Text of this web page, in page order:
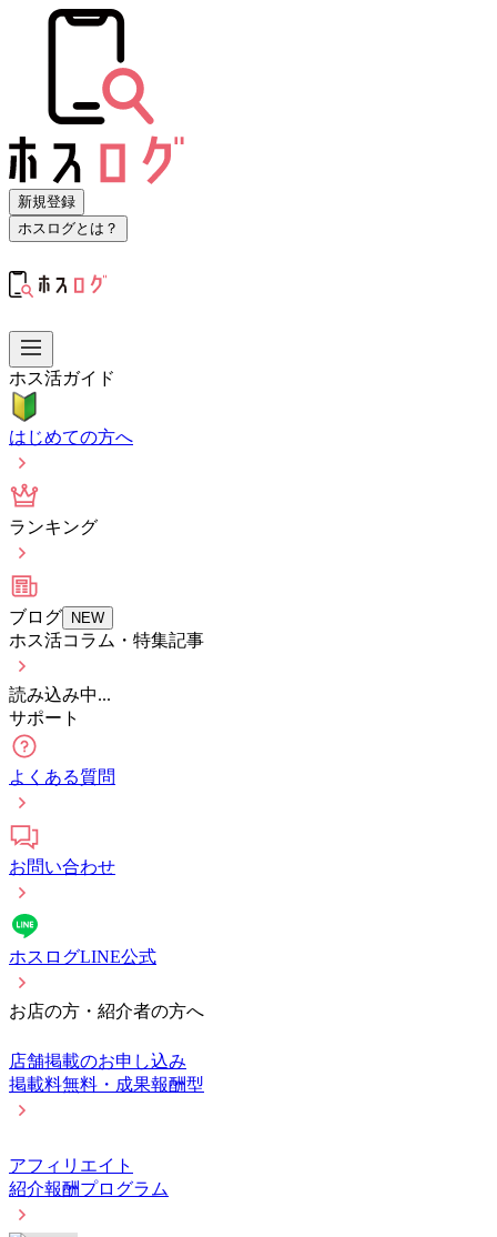
新規登録
ホスログとは？
ホス活ガイド
はじめての方へ
ランキング
ブログ NEW
ホス活コラム・特集記事
読み込み中...
サポート
よくある質問
お問い合わせ
ホスログLINE公式
お店の方・紹介者の方へ
店舗掲載のお申し込み
掲載料無料・成果報酬型
アフィリエイト
紹介報酬プログラム